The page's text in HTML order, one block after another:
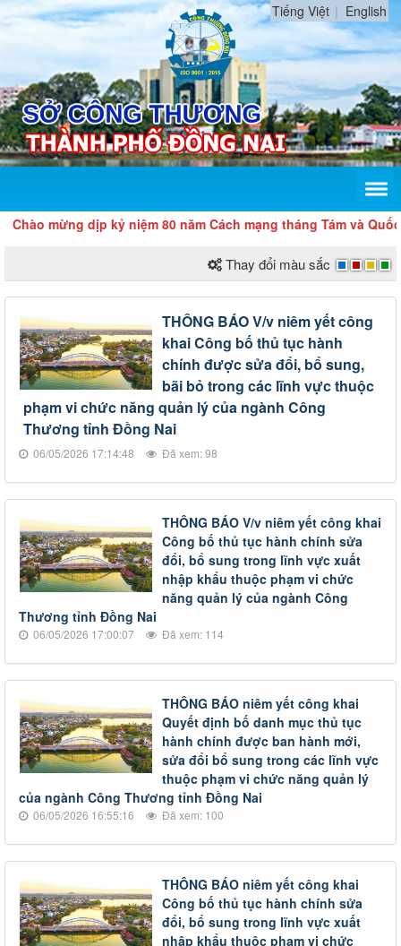
Tiếng Việt English
mừng dịp kỷ niệm 80 năm Cách mạng tháng Tám và Quốc
Thay đổi màu sắc
THÔNG BÁO V/v niêm yết công
khai Công bố thủ tục hành
chính được sửa đổi, bổ sung,
bãi bỏ trong các lĩnh vực thuộc
phạm vi chức năng quản lý của ngành Công
Thương tỉnh Đồng Nai
06/05/2026 17:14:48 Đã xem: 98
THÔNG BÁO V/v niêm yết công khai
Công bố thủ tục hành chính sửa
đổi, bổ sung trong lĩnh vực xuất
nhập khẩu thuộc phạm vi chức
năng quản lý của ngành Công
Thương tỉnh Đồng Nai
06/05/2026 17:00:07 Đã xem: 114
THÔNG BÁO niêm yết công khai
Quyết định bố danh mục thủ tục
hành chính được ban hành mới,
sửa đổi bổ sung trong các lĩnh vực
thuộc phạm vi chức năng quản lý
của ngành Công Thương tỉnh Đồng Nai
06/05/2026 16:55:16 Đã xem: 100
THÔNG BÁO niêm yết công khai
Công bố thủ tục hành chính sửa
đổi, bổ sung trong lĩnh vực xuất
nhập khẩu thuộc phạm vi chức